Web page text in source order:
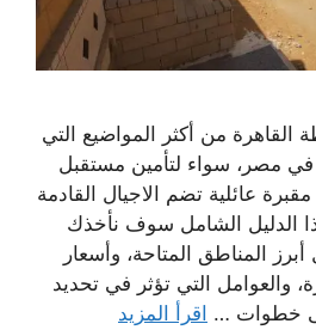
القاهرة من أكثر المواضيع التي
في مصر، سواء لتأمين مستقبل
عائلية تضم الاجيال القادمة
الدليل الشامل سوف نأخذك
المناطق المتاحة، وأسعار
والعوامل التي تؤثر في تحديد
خطوات … اقرأ المزيد